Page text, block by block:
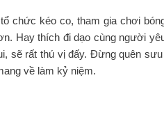
chức kéo co, tham gia chơi
Hay thích đi dạo cùng người
sẽ rất thú vị đấy. Đừng quên
về làm kỷ niệm.